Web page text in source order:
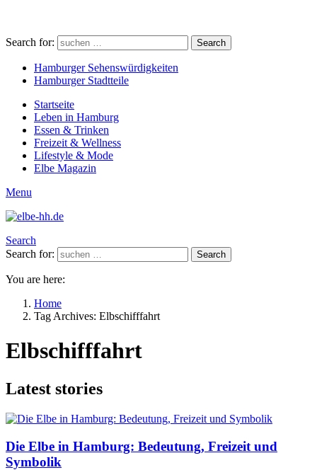
Search for: Search
Hamburger Sehenswürdigkeiten
Hamburger Stadtteile
Startseite
Leben in Hamburg
Essen & Trinken
Freizeit & Wellness
Lifestyle & Mode
Elbe Magazin
Menu
Search
Search for:
Search
You are here:
Home
Tag Archives: Elbschifffahrt
Elbschifffahrt
Latest stories
Die Elbe in Hamburg: Bedeutung, Freizeit und
Symbolik